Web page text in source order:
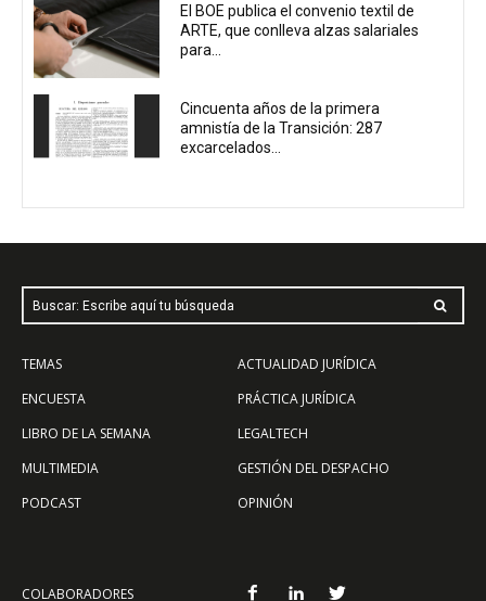
El BOE publica el convenio textil de
ARTE, que conlleva alzas salariales
para...
Cincuenta años de la primera
amnistía de la Transición: 287
excarcelados...
Buscar: Escribe aquí tu búsqueda
TEMAS
ENCUESTA
LIBRO DE LA SEMANA
MULTIMEDIA
PODCAST
ACTUALIDAD JURÍDICA
PRÁCTICA JURÍDICA
LEGALTECH
GESTIÓN DEL DESPACHO
OPINIÓN
COLABORADORES